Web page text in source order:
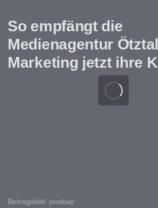
So empfängt die
Medienagentur Ötztal
Marketing jetzt ihre
Beitragsbild: pixabay